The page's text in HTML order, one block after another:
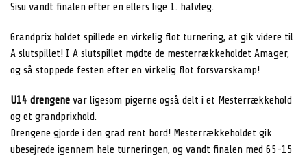
Sisu vandt finalen efter en ellers lige 1. halvleg.
Grandprix holdet spillede en virkelig flot turnering, at gik videre til
A slutspillet! I A slutspillet mødte de mesterrækkeholdet Amager,
og så stoppede festen efter en virkelig flot forsvarskamp!
U14 drengene var ligesom pigerne også delt i et Mesterrækkehold
og et grandprixhold.
Drengene gjorde i den grad rent bord! Mesterrækkeholdet gik
ubesejrede igennem hele turneringen, og vandt finalen med 65-15